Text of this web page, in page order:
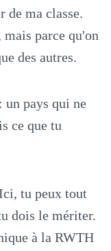
de ma classe.
parce qu'on
des autres.
pays qui ne
ce que tu
tu peux tout
dois le mériter.
à la RWTH